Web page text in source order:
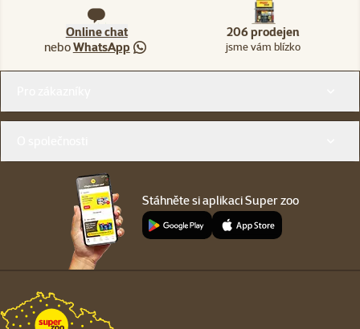
Online chat
neboWhatsApp
206 prodejen
jsme vám blízko
Stáhněte si aplikaci Super zoo